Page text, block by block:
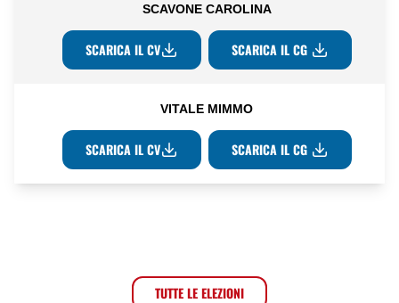
SCAVONE CAROLINA
SCARICA IL CV SCARICA IL CG
VITALE MIMMO
SCARICA IL CV SCARICA IL CG
TUTTE LE ELEZIONI